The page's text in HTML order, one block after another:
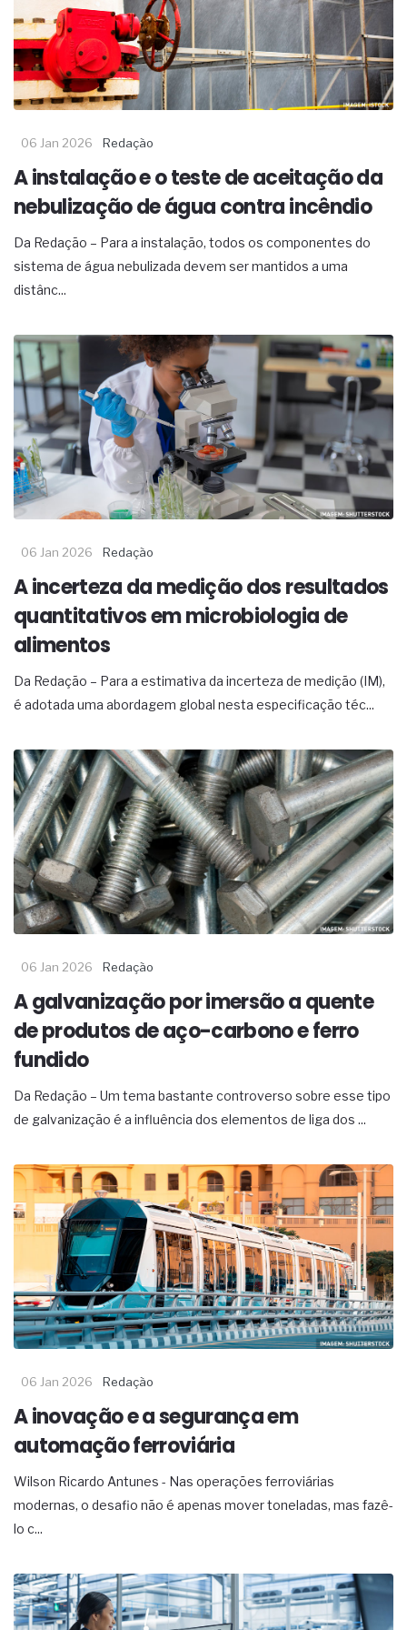
06 Jan 2026 Redação
A instalação e o teste de aceitação da
nebulização de água contra incêndio
Da Redação – Para a instalação, todos os componentes do
sistema de água nebulizada devem ser mantidos a uma
distânc...
06 Jan 2026 Redação
A incerteza da medição dos resultados
quantitativos em microbiologia de
alimentos
Da Redação – Para a estimativa da incerteza de medição (IM),
é adotada uma abordagem global nesta especificação téc...
06 Jan 2026 Redação
A galvanização por imersão a quente
de produtos de aço-carbono e ferro
fundido
Da Redação – Um tema bastante controverso sobre esse tipo
de galvanização é a influência dos elementos de liga dos ...
06 Jan 2026 Redação
A inovação e a segurança em
automação ferroviária
Wilson Ricardo Antunes - Nas operações ferroviárias
modernas, o desafio não é apenas mover toneladas, mas fazê-
lo c...